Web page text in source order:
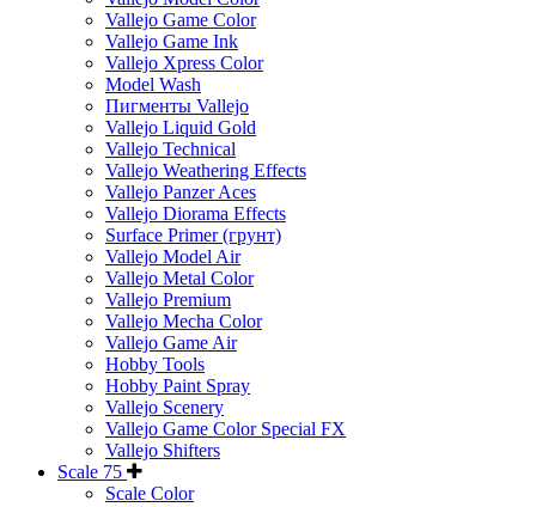
Vallejo Game Color
Vallejo Game Ink
Vallejo Xpress Color
Model Wash
Пигменты Vallejo
Vallejo Liquid Gold
Vallejo Technical
Vallejo Weathering Effects
Vallejo Panzer Aces
Vallejo Diorama Effects
Surface Primer (грунт)
Vallejo Model Air
Vallejo Metal Color
Vallejo Premium
Vallejo Mecha Color
Vallejo Game Air
Hobby Tools
Hobby Paint Spray
Vallejo Scenery
Vallejo Game Color Special FX
Vallejo Shifters
Scale 75
Scale Color